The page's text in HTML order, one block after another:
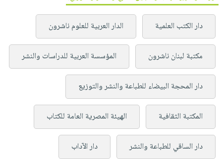
دار الكتب العلمية الدار العربية للعلوم ناشرون
مكتبة لبنان ناشرون المؤسسة العربية للدراسات والنشر
دار المحجة البيضاء للطباعة والنشر والتوزيع
المكتبة الثقافية الهيئة المصرية العامة للكتاب
دار الساقي للطباعة والنشر دار الآداب